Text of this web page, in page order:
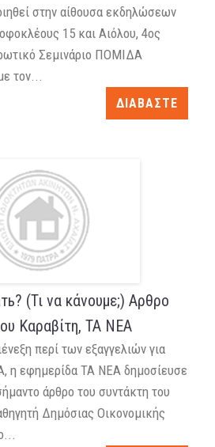
στην αίθουσα εκδηλώσεων
15 και Αιόλου, 4ος
Σεμινάριο ΠΟΜΙΔΑ
τον...
ΔΙΑΒΑΣΤΕ
(Τι να κάνουμε;) Aρθρο
Καραβίτη, ΤΑ ΝΕΑ
περί των εξαγγελιών για
η εφημερίδα ΤΑ ΝΕΑ δημοσίευσε
άρθρο του συντάκτη του
Δημόσιας Οικονομικής